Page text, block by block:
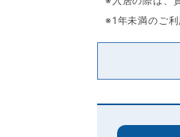
※1年未満のご利